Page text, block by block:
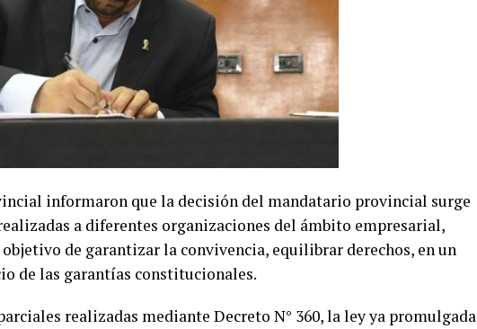
informaron que la decisión del mandatario provincial surge
a diferentes organizaciones del ámbito empresarial,
de garantizar la convivencia, equilibrar derechos, en un
de las garantías constitucionales.
realizadas mediante Decreto N° 360, la ley ya promulgada